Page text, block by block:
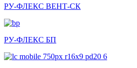
РУ-ФЛЕКС ВЕНТ-СК
РУ-ФЛЕКС БП